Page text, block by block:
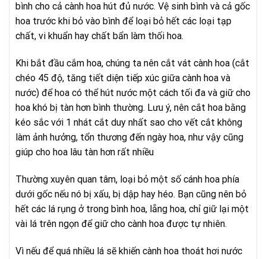
bình cho cả cành hoa hút đủ nước. Vệ sinh bình và cả gốc
hoa trước khi bỏ vào bình để loại bỏ hết các loại tạp
chất, vi khuẩn hay chất bẩn làm thối hoa.
Khi bắt đầu cắm hoa, chúng ta nên cắt vát cành hoa (cắt
chéo 45 độ, tăng tiết diện tiếp xúc giữa cành hoa và
nước) để hoa có thể hút nước một cách tối đa và giữ cho
hoa khó bị tàn hơn bình thường. Lưu ý, nên cắt hoa bằng
kéo sắc với 1 nhát cắt duy nhất sao cho vết cắt không
làm ảnh hưởng, tổn thương đến ngày hoa, như vậy cũng
giúp cho hoa lâu tàn hơn rất nhiều
Thường xuyên quan tâm, loại bỏ một số cánh hoa phía
dưới gốc nếu nó bị xấu, bị dập hay héo. Bạn cũng nên bỏ
hết các lá rụng ở trong bình hoa, lẵng hoa, chỉ giữ lại một
vài lá trên ngọn để giữ cho cành hoa được tự nhiên.
Vì nếu để quá nhiều lá sẽ khiến cành hoa thoát hơi nước